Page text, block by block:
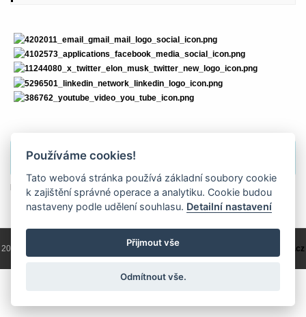
Obsah je přístupný pouze pro přihlášené uživatele.
přihlásit
2004 - 2026 © Copyright / programování a správa 2004 - 2026 PRO-WEB.cz
Používáme cookies!
Tato webová stránka používá základní soubory cookie
k zajištění správné operace a analytiku. Cookie budou
nastaveny podle udělení souhlasu. Detailní nastavení
Přijmout vše
Odmítnout vše.